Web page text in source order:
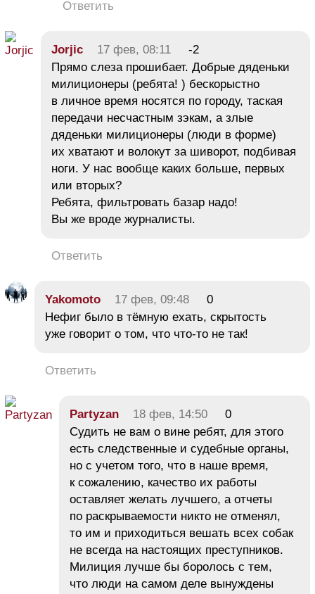
Ответить
Jorjic 17 фев, 08:11
-2
Прямо слеза прошибает. Добрые дяденьки
милиционеры (ребята! ) бескорыстно
в личное время носятся по городу, таская
передачи несчастным зэкам, а злые
дяденьки милиционеры (люди в форме)
их хватают и волокут за шиворот, подбивая
ноги. У нас вообще каких больше, первых
или вторых?
Ребята, фильтровать базар надо!
Вы же вроде журналисты.
Ответить
Yakomoto 17 фев, 09:48
0
Нефиг было в тёмную ехать, скрытость
уже говорит о том, что что-то не так!
Ответить
Partyzan 18 фев, 14:50
0
Судить не вам о вине ребят, для этого
есть следственные и судебные органы,
но с учетом того, что в наше время,
к сожалению, качество их работы
оставляет желать лучшего, а отчеты
по раскрываемости никто не отменял,
то им и приходиться вешать всех собак
не всегда на настоящих преступников.
Милиция лучше бы боролось с тем,
что люди на самом деле вынуждены